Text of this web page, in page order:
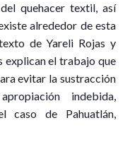
quehacer textil, así
alrededor de esta
de Yareli Rojas y
explican el trabajo que
evitar la sustracción
indebida,
caso de Pahuatlán,